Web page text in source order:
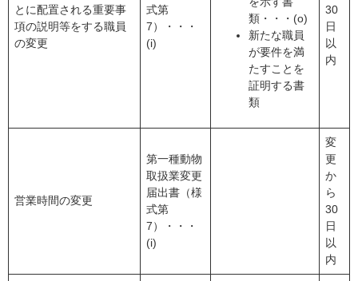
とに配置される重要事
項の説明等をする職員
の変更
式第
7）・・・
(i)
類・・・(o)
新たな職員
が要件を満
たすことを
証明する書
類
30
日
以
内
営業時間の変更
第一種動物
取扱業変更
届出書（様
式第
7）・・・
(i)
変
更
か
ら
30
日
以
内